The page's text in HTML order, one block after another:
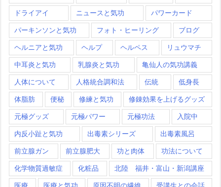
ドライアイ ニュースと気功 パワーカード
パーキンソンと気功 フォト・ヒーリング ブログ
ヘルニアと気功 ヘルプ ヘルペス リュウマチ
中耳炎と気功 乳腺炎と気功 亀仙人の気功講義
人体について 人格統合調和法 伝統 低身長
体脂肪 便秘 修練と気功 修錬効果を上げるグッズ
元極グッズ 元極パワー 元極功法 入院中
内反小趾と気功 出毒素シリーズ 出毒素風呂
前立腺ガン 前立腺肥大 功と肉体 功法について
化学物質過敏症 化粧品 北陸 福井・富山・新潟講座
医療 医療と気功 原因不明の繊維 受講生との会話